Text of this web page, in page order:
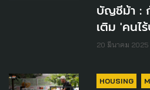
บัญชีม้า :
เติม 'คนไ
20 มีนาคม 2025
HOUSING